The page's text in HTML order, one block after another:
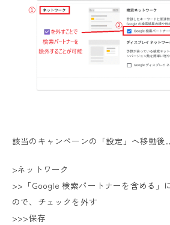
該当のキャンペーンの「設定」へ移動後
>ネットワーク
>>「Google 検索パートナーを含める」
ので、チェックを外す
>>>保存